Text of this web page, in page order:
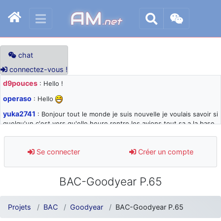
AM.net
chat
connectez-vous !
d9pouces : Hello !
operaso : Hello
yuka2741 : Bonjour tout le monde je suis nouvelle je voulais savoir si
quelqu'un c'est vers qu'elle heure rentre les avions tout sa a la base
d9pouces: désolé pour les quelques blocages du site ces derniers
jours : je teste des méthodes contre le spam et les bots trop nocifs
: Super, la nouvelle bannière
d9pouces
: je suis un avion@,._,+ > lesquels ? je ne suis pas sûr de
comprendre
Se connecter Créer un compte
BAC-Goodyear P.65
Projets BAC Goodyear BAC-Goodyear P.65